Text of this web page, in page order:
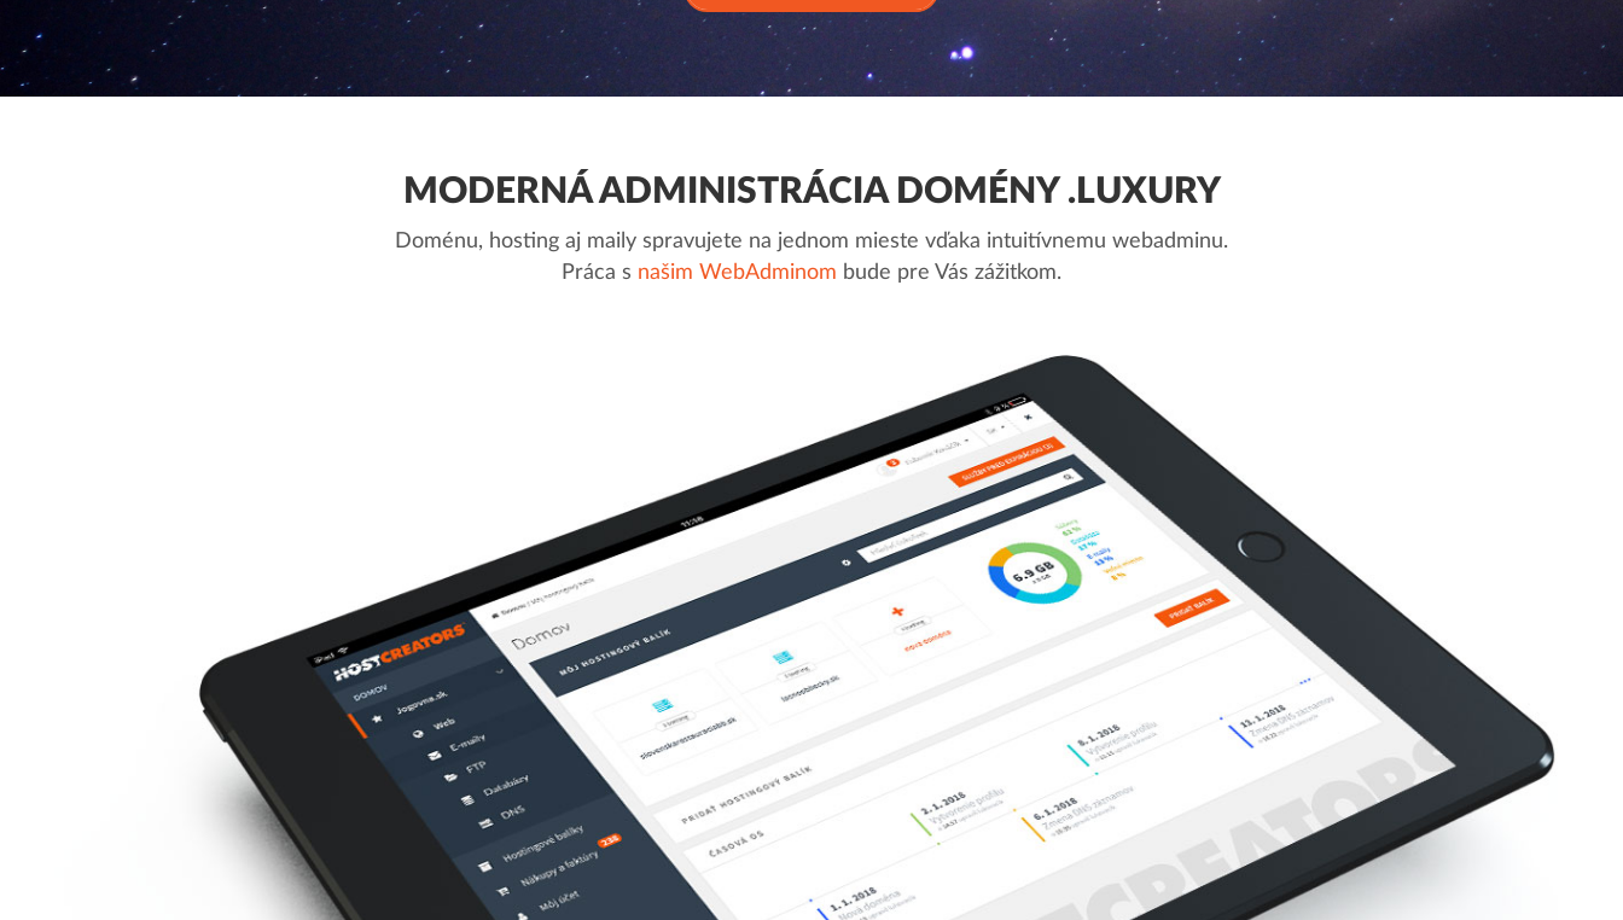
MODERNÁ ADMINISTRÁCIA DOMÉNY .LUXURY
Doménu, hosting aj maily spravujete na jednom mieste vďaka intuitívnemu webadminu.
Práca s našim WebAdminom bude pre Vás zážitkom.